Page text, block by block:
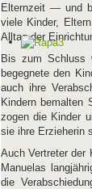
Elternzeit — und
viele Kinder,
Alltag der
Bis zum Schluss
begegnete den
auch ihre
Kindern bemalten
zogen die Kinder
sie ihre Erzieherin
Auch Vertreter der
Manuelas
die